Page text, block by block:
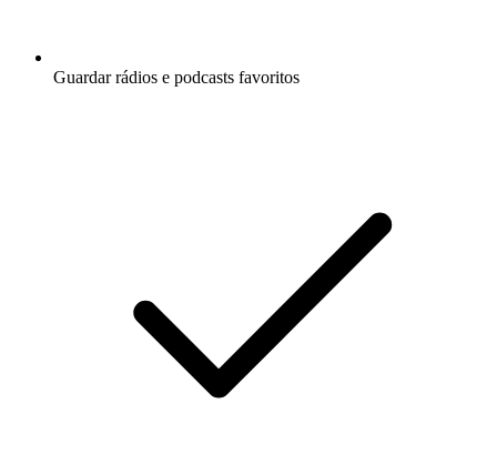
Guardar rádios e podcasts favoritos